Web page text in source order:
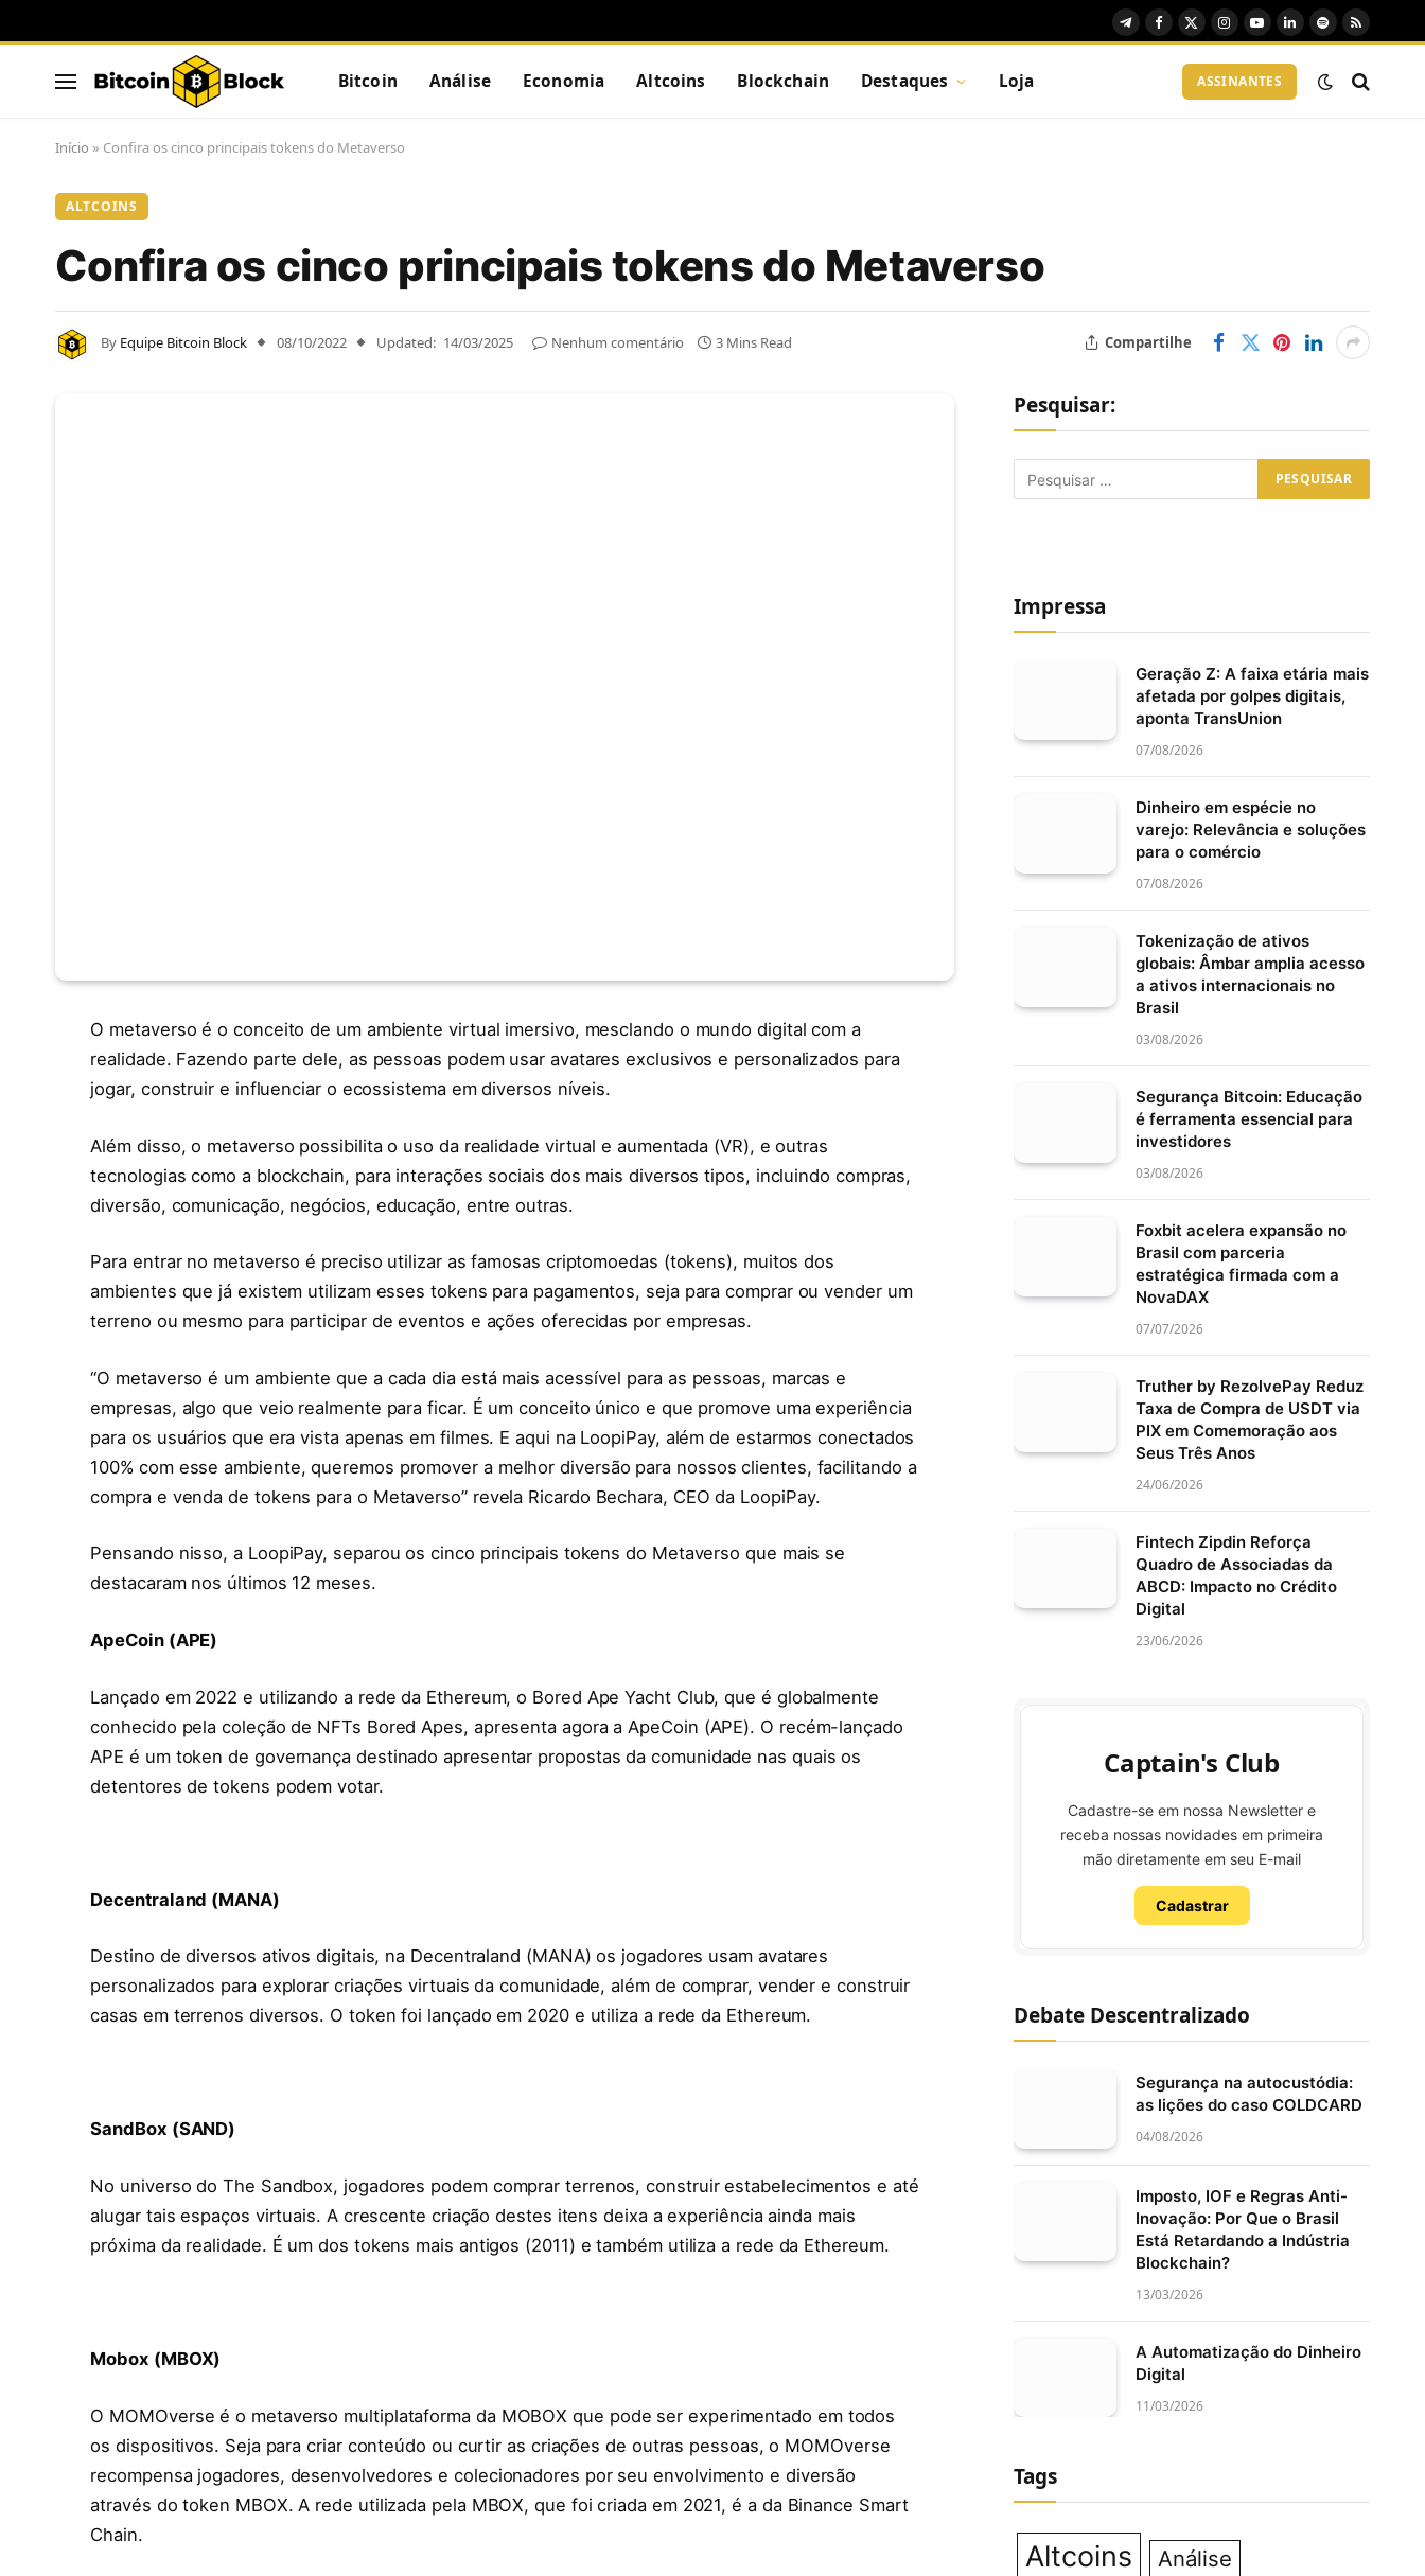
TelegramFacebook
X
Instagram
YouTubeLinkedIn
Spotify
RSS
Bitcoin Análise Economia Altcoins Blockchain Destaques Loja ASSINANTES
Início » Confira os cinco principais tokens do Metaverso
ALTCOINS
Confira os cinco principais tokens do Metaverso
By Equipe Bitcoin Block 08/10/2022 Updated: 14/03/2025 Nenhum comentário 3 Mins Read Compartilhe
O metaverso é o conceito de um ambiente virtual imersivo, mesclando o mundo digital com a
realidade. Fazendo parte dele, as pessoas podem usar avatares exclusivos e personalizados para
jogar, construir e influenciar o ecossistema em diversos níveis.
Além disso, o metaverso possibilita o uso da realidade virtual e aumentada (VR), e outras
tecnologias como a blockchain, para interações sociais dos mais diversos tipos, incluindo compras,
diversão, comunicação, negócios, educação, entre outras.
Para entrar no metaverso é preciso utilizar as famosas criptomoedas (tokens), muitos dos
ambientes que já existem utilizam esses tokens para pagamentos, seja para comprar ou vender um
terreno ou mesmo para participar de eventos e ações oferecidas por empresas.
“O metaverso é um ambiente que a cada dia está mais acessível para as pessoas, marcas e
empresas, algo que veio realmente para ficar. É um conceito único e que promove uma experiência
para os usuários que era vista apenas em filmes. E aqui na LoopiPay, além de estarmos conectados
100% com esse ambiente, queremos promover a melhor diversão para nossos clientes, facilitando a
compra e venda de tokens para o Metaverso” revela Ricardo Bechara, CEO da LoopiPay.
Pensando nisso, a LoopiPay, separou os cinco principais tokens do Metaverso que mais se
destacaram nos últimos 12 meses.
ApeCoin (APE)
Lançado em 2022 e utilizando a rede da Ethereum, o Bored Ape Yacht Club, que é globalmente
conhecido pela coleção de NFTs Bored Apes, apresenta agora a ApeCoin (APE). O recém-lançado
APE é um token de governança destinado apresentar propostas da comunidade nas quais os
detentores de tokens podem votar.
Decentraland (MANA)
Destino de diversos ativos digitais, na Decentraland (MANA) os jogadores usam avatares
personalizados para explorar criações virtuais da comunidade, além de comprar, vender e construir
casas em terrenos diversos. O token foi lançado em 2020 e utiliza a rede da Ethereum.
SandBox (SAND)
No universo do The Sandbox, jogadores podem comprar terrenos, construir estabelecimentos e até
alugar tais espaços virtuais. A crescente criação destes itens deixa a experiência ainda mais
próxima da realidade. É um dos tokens mais antigos (2011) e também utiliza a rede da Ethereum.
Mobox (MBOX)
O MOMOverse é o metaverso multiplataforma da MOBOX que pode ser experimentado em todos
os dispositivos. Seja para criar conteúdo ou curtir as criações de outras pessoas, o MOMOverse
recompensa jogadores, desenvolvedores e colecionadores por seu envolvimento e diversão
através do token MBOX. A rede utilizada pela MBOX, que foi criada em 2021, é a da Binance Smart
Chain.
Pesquisar:
Impressa
Geração Z: A faixa etária mais
afetada por golpes digitais,
aponta TransUnion
07/08/2026
Dinheiro em espécie no
varejo: Relevância e soluções
para o comércio
07/08/2026
Tokenização de ativos
globais: Âmbar amplia acesso
a ativos internacionais no
Brasil
03/08/2026
Segurança Bitcoin: Educação
é ferramenta essencial para
investidores
03/08/2026
Foxbit acelera expansão no
Brasil com parceria
estratégica firmada com a
NovaDAX
07/07/2026
Truther by RezolvePay Reduz
Taxa de Compra de USDT via
PIX em Comemoração aos
Seus Três Anos
24/06/2026
Fintech Zipdin Reforça
Quadro de Associadas da
ABCD: Impacto no Crédito
Digital
23/06/2026
Captain's Club
Cadastre-se em nossa Newsletter e
receba nossas novidades em primeira
mão diretamente em seu E-mail
Cadastrar
Debate Descentralizado
Segurança na autocustódia:
as lições do caso COLDCARD
04/08/2026
Imposto, IOF e Regras Anti-
Inovação: Por Que o Brasil
Está Retardando a Indústria
Blockchain?
13/03/2026
A Automatização do Dinheiro
Digital
11/03/2026
Tags
Altcoins Análise